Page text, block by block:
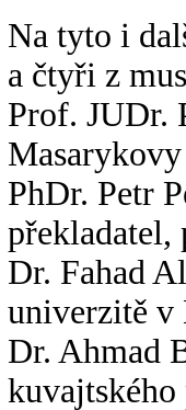
Na tyto i
a čtyři z
Prof. JUDr.
PhDr. Petr
Dr. Fahad
univerzitě v
Dr. Ahmad
kuvajtského